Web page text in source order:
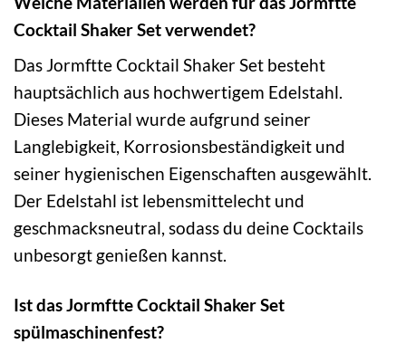
Cocktail Shaker Set verwendet?
Das Jormftte Cocktail Shaker Set besteht
hauptsächlich aus hochwertigem Edelstahl.
Dieses Material wurde aufgrund seiner
Langlebigkeit, Korrosionsbeständigkeit und
seiner hygienischen Eigenschaften ausgewählt.
Der Edelstahl ist lebensmittelecht und
geschmacksneutral, sodass du deine Cocktails
unbesorgt genießen kannst.
Ist das Jormftte Cocktail Shaker Set
spülmaschinenfest?